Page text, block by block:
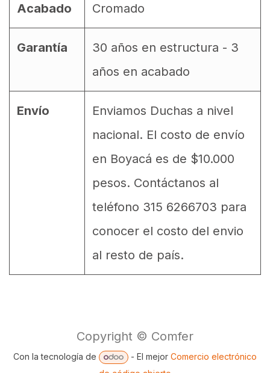
Acabado Cromado
Garantía
30 años en estructura - 3
años en acabado
Envío
Enviamos Duchas a nivel
nacional. El costo de envío
en Boyacá es de $10.000
pesos. Contáctanos al
teléfono 315 6266703 para
conocer el costo del envio
al resto de país.
Copyright © Comfer
Con la tecnología de - El mejor Comercio electrónico